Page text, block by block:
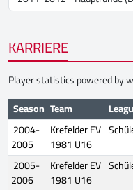
KARRIERE
Player statistics powered by
Season Team
2004-
2005
Krefelder EV
1981 U16
2005-
2006
Krefelder EV
1981 U16